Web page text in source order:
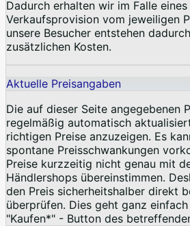
Dadurch erhalten wir im Falle
Verkaufsprovision vom jeweiligen
unsere Besucher entstehen
zusätzlichen Kosten.
Aktuelle Preisangaben
Die auf dieser Seite angegebenen
regelmäßig automatisch
richtigen Preise anzuzeigen. Es
spontane Preisschwankungen
Preise kurzzeitig nicht genau mit
Händlershops übereinstimmen.
den Preis sicherheitshalber direkt
überprüfen. Dies geht ganz
"Kaufen*" - Button des